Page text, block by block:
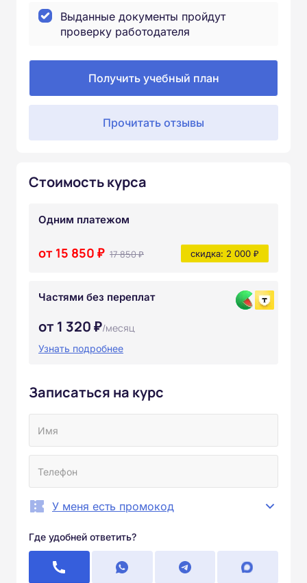
Выданные документы пройдут
проверку работодателя
Получить учебный план
Прочитать отзывы
Стоимость курса
Одним платежом
от 15 850 ₽ 17 850 ₽ скидка: 2 000 ₽
Частями без переплат
от 1 320 ₽/месяц
Узнать подробнее
Записаться на курс
У меня есть промокод
Где удобней ответить?